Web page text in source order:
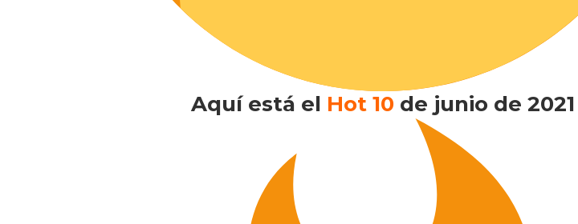
Aquí está el Hot 10 de junio de 2021